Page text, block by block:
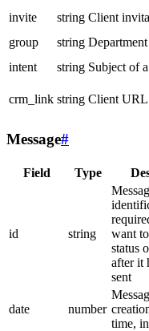
invite
string Client
group
string
intent
string Subject of
crm_link string Client URL
Message#
Field Type
id string
want
status
after it
sent
date number
time,